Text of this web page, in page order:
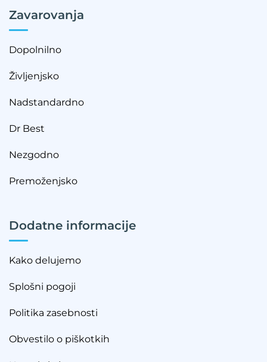
Zavarovanja
Dopolnilno
Življenjsko
Nadstandardno
Dr Best
Nezgodno
Premoženjsko
Dodatne informacije
Kako delujemo
Splošni pogoji
Politika zasebnosti
Obvestilo o piškotkih